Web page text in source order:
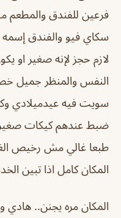
فرعين للفندق
سكاي فيو والفندق إسمه
لازم حجز لإنه صغير او
النفس والمنظر جميل
سويت فيه عيدميلادي
ضبط عندهم كيكات
طبعا غالي مش رخيص
المكان كامل اذا تبين
المكان مره يجنن.. هادي